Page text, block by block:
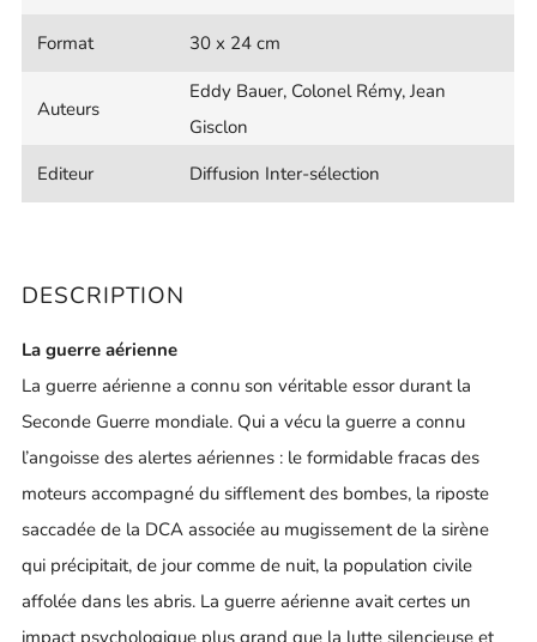
Format 30 x 24 cm
Auteurs
Eddy Bauer, Colonel Rémy, Jean
Gisclon
Editeur
Diffusion Inter-sélection
DESCRIPTION
La guerre aérienne
La guerre aérienne a connu son véritable essor durant la
Seconde Guerre mondiale. Qui a vécu la guerre a connu
l’angoisse des alertes aériennes : le formidable fracas des
moteurs accompagné du sifflement des bombes, la riposte
saccadée de la DCA associée au mugissement de la sirène
qui précipitait, de jour comme de nuit, la population civile
affolée dans les abris. La guerre aérienne avait certes un